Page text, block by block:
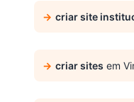
criar site
criar sites em